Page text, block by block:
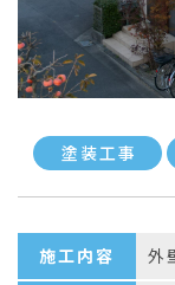
塗装工事
施工内容 外